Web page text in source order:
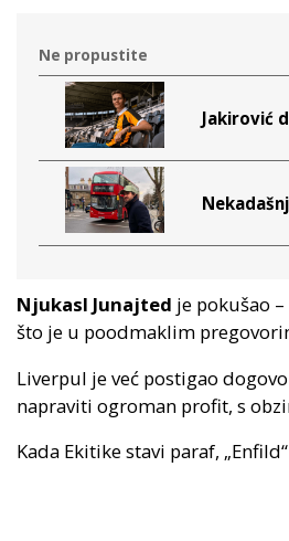
Ne propustite
Jakirović
Njukasl Junajted je pokušao
što je u poodmaklim
Liverpul je već postigao
napraviti ogroman profit, s
Kada Ekitike stavi paraf,